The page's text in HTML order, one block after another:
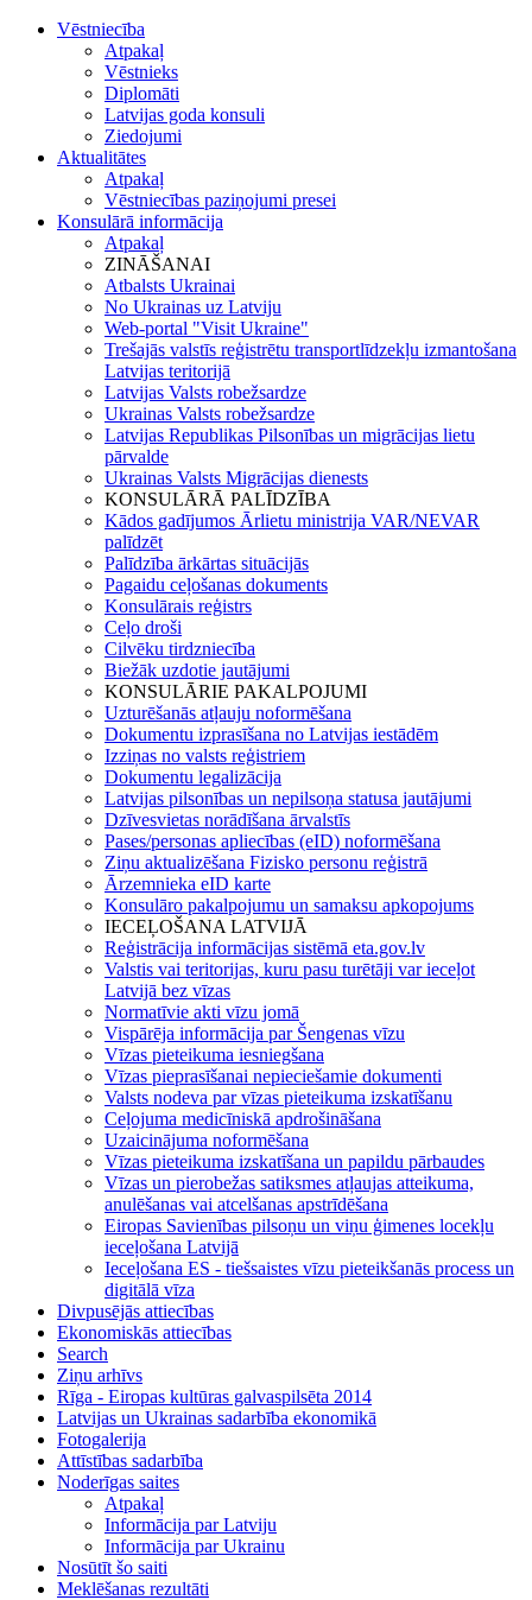
Vēstniecība
Atpakaļ
Vēstnieks
Diplomāti
Latvijas goda konsuli
Ziedojumi
Aktualitātes
Atpakaļ
Vēstniecības paziņojumi presei
Konsulārā informācija
Atpakaļ
ZINĀŠANAI
Atbalsts Ukrainai
No Ukrainas uz Latviju
Web-portal "Visit Ukraine"
Trešajās valstīs reģistrētu transportlīdzekļu izmantošana
Latvijas teritorijā
Latvijas Valsts robežsardze
Ukrainas Valsts robežsardze
Latvijas Republikas Pilsonības un migrācijas lietu
pārvalde
Ukrainas Valsts Mіgrācijas dienests
KONSULĀRĀ PALĪDZĪBA
Kādos gadījumos Ārlietu ministrija VAR/NEVAR
palīdzēt
Palīdzība ārkārtas situācijās
Pagaidu ceļošanas dokuments
Konsulārais reģistrs
Ceļo droši
Cilvēku tirdzniecība
Biežāk uzdotie jautājumi
KONSULĀRIE PAKALPOJUMI
Uzturēšanās atļauju noformēšana
Dokumentu izprasīšana no Latvijas iestādēm
Izziņas no valsts reģistriem
Dokumentu legalizācija
Latvijas pilsonības un nepilsoņa statusa jautājumi
Dzīvesvietas norādīšana ārvalstīs
Pases/personas apliecības (eID) noformēšana
Ziņu aktualizēšana Fizisko personu reģistrā
Ārzemnieka eID karte
Konsulāro pakalpojumu un samaksu apkopojums
IECEĻOŠANA LATVIJĀ
Reģistrācija informācijas sistēmā eta.gov.lv
Valstis vai teritorijas, kuru pasu turētāji var ieceļot
Latvijā bez vīzas
Normatīvie akti vīzu jomā
Vispārēja informācija par Šengenas vīzu
Vīzas pieteikuma iesniegšana
Vīzas pieprasīšanai nepieciešamie dokumenti
Valsts nodeva par vīzas pieteikuma izskatīšanu
Ceļojuma medicīniskā apdrošināšana
Uzaicinājuma noformēšana
Vīzas pieteikuma izskatīšana un papildu pārbaudes
Vīzas un pierobežas satiksmes atļaujas atteikuma,
anulēšanas vai atcelšanas apstrīdēšana
Eiropas Savienības pilsoņu un viņu ģimenes locekļu
ieceļošana Latvijā
Ieceļošana ES - tiešsaistes vīzu pieteikšanās process un
digitālā vīza
Divpusējās attiecības
Ekonomiskās attiecības
Search
Ziņu arhīvs
Rīga - Eiropas kultūras galvaspilsēta 2014
Latvijas un Ukrainas sadarbība ekonomikā
Fotogalerija
Attīstības sadarbība
Noderīgas saites
Atpakaļ
Informācija par Latviju
Informācija par Ukrainu
Nosūtīt šo saiti
Meklēšanas rezultāti